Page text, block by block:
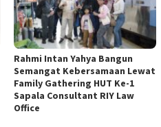
Rahmi Intan Yahya Bangun
Semangat Kebersamaan Lewat
Family Gathering HUT Ke-1
Sapala Consultant RIY Law
Office